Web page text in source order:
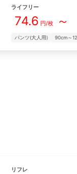
ライフリー
74.6 円/枚～
パンツ(大人用) 90cm～
リフレ